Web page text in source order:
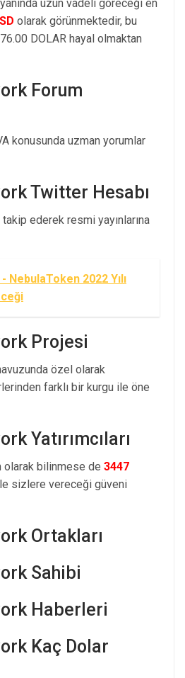
uzun vadeli göreceği en
olarak görünmektedir, bu
DOLAR hayal olmaktan
Forum
konusunda uzman yorumlar
Twitter Hesabı
takip ederek resmi yayınlarına
- NebulaToken 2022 Yılı
Projesi
özel olarak
farklı bir kurgu ile öne
Yatırımcıları
olarak bilinmese de 3447
sizlere vereceği güveni
Ortakları
Sahibi
Haberleri
Kaç Dolar